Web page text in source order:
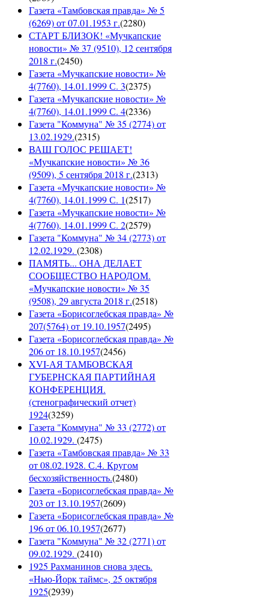
Газета «Тамбовская правда» № 5
(6269) от 07.01.1953 г.(2280)
СТАРТ БЛИЗОК! «Мучкапские
новости» № 37 (9510), 12 сентября
2018 г.(2450)
Газета «Мучкапские новости» №
4(7760), 14.01.1999 С. 3(2375)
Газета «Мучкапские новости» №
4(7760), 14.01.1999 С. 4(2336)
Газета "Коммуна" № 35 (2774) от
13.02.1929.(2315)
ВАШ ГОЛОС РЕШАЕТ!
«Мучкапские новости» № 36
(9509), 5 сентября 2018 г.(2313)
Газета «Мучкапские новости» №
4(7760), 14.01.1999 С. 1(2517)
Газета «Мучкапские новости» №
4(7760), 14.01.1999 С. 2(2579)
Газета "Коммуна" № 34 (2773) от
12.02.1929. (2308)
ПАМЯТЬ... ОНА ДЕЛАЕТ
СООБЩЕСТВО НАРОДОМ.
«Мучкапские новости» № 35
(9508), 29 августа 2018 г.(2518)
Газета «Борисоглебская правда» №
207(5764) от 19.10.1957(2495)
Газета «Борисоглебская правда» №
206 от 18.10.1957(2456)
XVI-АЯ ТАМБОВСКАЯ
ГУБЕРНСКАЯ ПАРТИЙНАЯ
КОНФЕРЕНЦИЯ.
(стенографический отчет)
1924(3259)
Газета "Коммуна" № 33 (2772) от
10.02.1929. (2475)
Газета «Тамбовская правда» № 33
от 08.02.1928. С.4. Кругом
бесхозяйственность.(2480)
Газета «Борисоглебская правда» №
203 от 13.10.1957(2609)
Газета «Борисоглебская правда» №
196 от 06.10.1957(2677)
Газета "Коммуна" № 32 (2771) от
09.02.1929. (2410)
1925 Рахманинов снова здесь.
«Нью-Йорк таймс», 25 октября
1925(2939)